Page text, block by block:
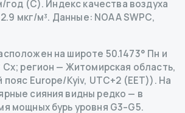
год (С). Индекс качества воздуха
мкг/м³. Данные: NOAA SWPC,
на широте 50.1473° Пн и
Сх; регион — Житомирская область,
пояс Europe/Kyiv, UTC+2 (EET)). На
сияния видны редко — в
мощных бурь уровня G3–G5.